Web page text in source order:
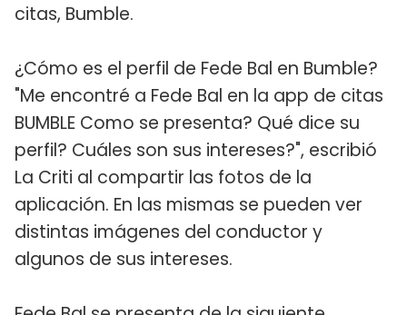
citas, Bumble.
¿Cómo es el perfil de Fede Bal en Bumble?
"Me encontré a Fede Bal en la app de citas
BUMBLE Como se presenta? Qué dice su
perfil? Cuáles son sus intereses?", escribió
La Criti al compartir las fotos de la
aplicación. En las mismas se pueden ver
distintas imágenes del conductor y
algunos de sus intereses.